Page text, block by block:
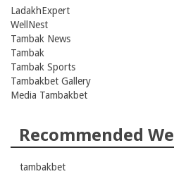
LadakhExpert
WellNest
Tambak News
Tambak
Tambak Sports
Tambakbet Gallery
Media Tambakbet
Recommended
tambakbet